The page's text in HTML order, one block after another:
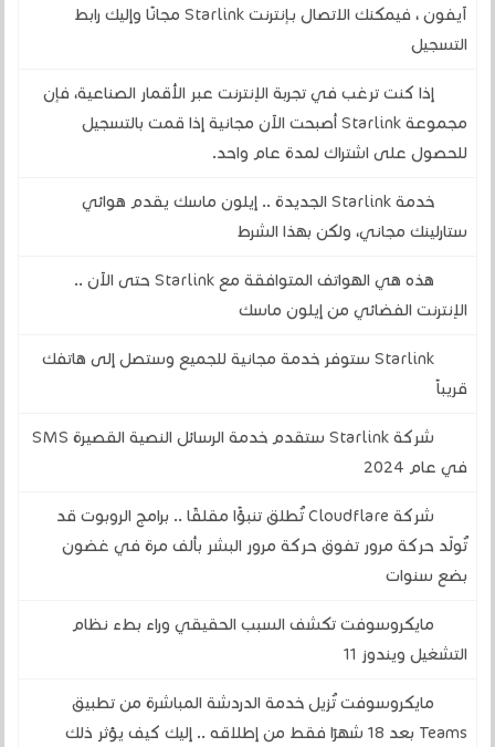
آيفون ، فيمكنك الاتصال بـإنترنت Starlink مجانًا وإليك رابط
التسجيل
إذا كنت ترغب في تجربة الإنترنت عبر الأقمار الصناعية، فإن
مجموعة Starlink أصبحت الآن مجانية إذا قمت بالتسجيل
للحصول على اشتراك لمدة عام واحد.
خدمة Starlink الجديدة .. إيلون ماسك يقدم هوائي
ستارلينك مجاني، ولكن بهذا الشرط
هذه هي الهواتف المتوافقة مع Starlink حتى الآن ..
الإنترنت الفضائي من إيلون ماسك
Starlink ستوفر خدمة مجانية للجميع وستصل إلى هاتفك
قريباً
شركة Starlink ستقدم خدمة الرسائل النصية القصيرة SMS
في عام 2024
شركة Cloudflare تُطلق تنبؤًا مقلقًا .. برامج الروبوت قد
تُولّد حركة مرور تفوق حركة مرور البشر بألف مرة في غضون
بضع سنوات
مايكروسوفت تكشف السبب الحقيقي وراء بطء نظام
التشغيل ويندوز 11
مايكروسوفت تُزيل خدمة الدردشة المباشرة من تطبيق
Teams بعد 18 شهرًا فقط من إطلاقه .. إليك كيف يؤثر ذلك